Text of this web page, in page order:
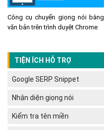
Công cụ chuyển giọng nói bằng
văn bản trên trình duyệt Chrome
TIỆN ÍCH HỖ TRỢ
Google SERP Snippet
Nhận diện giọng nói
Kiểm tra tên miền